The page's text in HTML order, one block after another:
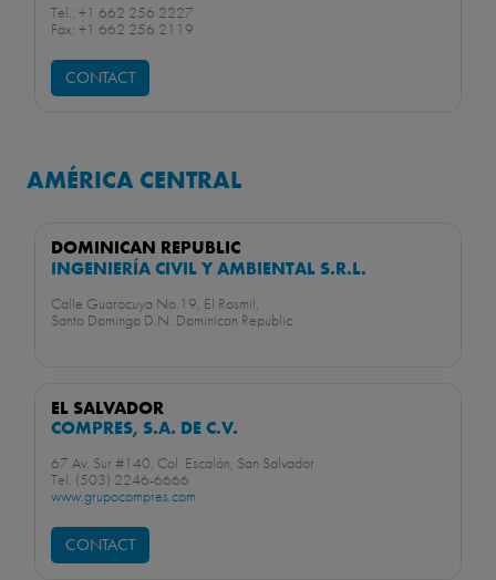
Tel.: +1 662 256 2227
Fax: +1 662 256 2119
CONTACT
AMÉRICA CENTRAL
DOMINICAN REPUBLIC
INGENIERÍA CIVIL Y AMBIENTAL S.R.L.
Calle Guarocuya No.19, El Rosmil,
Santo Domingo D.N. Dominican Republic
EL SALVADOR
COMPRES, S.A. DE C.V.
67 Av. Sur #140, Col. Escalón, San Salvador
Tel. (503) 2246-6666
www.grupocompres.com
CONTACT